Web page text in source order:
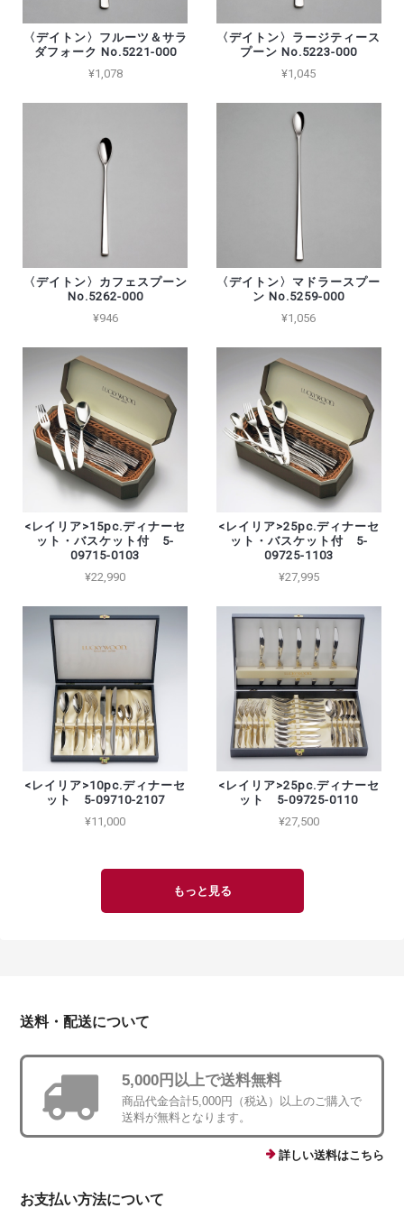
〈デイトン〉フルーツ＆サラ
ダフォーク No.5221-000
¥1,078
〈デイトン〉ラージティース
プーン No.5223-000
¥1,045
〈デイトン〉カフェスプーン
No.5262-000
¥946
〈デイトン〉マドラースプー
ン No.5259-000
¥1,056
<レイリア>15pc.ディナーセ
ット・バスケット付 5-
09715-0103
¥22,990
<レイリア>25pc.ディナーセ
ット・バスケット付 5-
09725-1103
¥27,995
<レイリア>10pc.ディナーセ
ット 5-09710-2107
¥11,000
<レイリア>25pc.ディナーセ
ット 5-09725-0110
¥27,500
もっと見る
送料・配送について
5,000円以上で送料無料
商品代金合計5,000円（税込）以上のご購入で
送料が無料となります。
詳しい送料はこちら
お支払い方法について